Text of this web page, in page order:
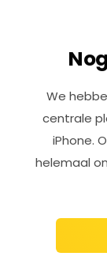
We
centrale
iPhone.
helemaal